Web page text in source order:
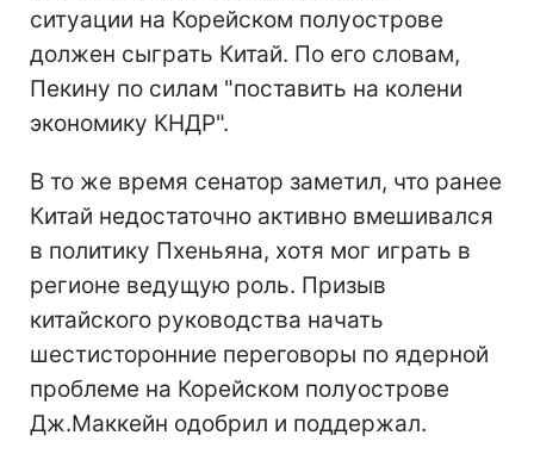
ситуации на Корейском полуострове
должен сыграть Китай. По его словам,
Пекину по силам "поставить на колени
экономику КНДР".
В то же время сенатор заметил, что ранее
Китай недостаточно активно вмешивался
в политику Пхеньяна, хотя мог играть в
регионе ведущую роль. Призыв
китайского руководства начать
шестисторонние переговоры по ядерной
проблеме на Корейском полуострове
Дж.Маккейн одобрил и поддержал.